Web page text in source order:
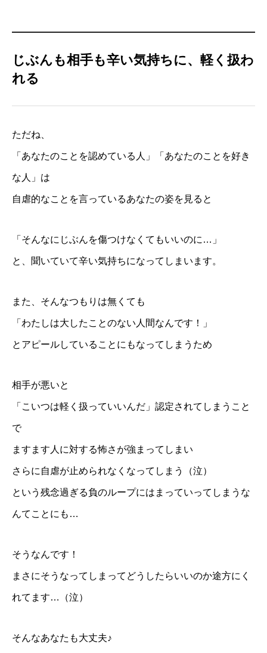
じぶんも相手も辛い気持ちに、軽く扱わ
れる
ただね、
「あなたのことを認めている人」「あなたのことを好き
な人」は
自虐的なことを言っているあなたの姿を見ると
「そんなにじぶんを傷つけなくてもいいのに…」
と、聞いていて辛い気持ちになってしまいます。
また、そんなつもりは無くても
「わたしは大したことのない人間なんです！」
とアピールしていることにもなってしまうため
相手が悪いと
「こいつは軽く扱っていいんだ」認定されてしまうこと
で
ますます人に対する怖さが強まってしまい
さらに自虐が止められなくなってしまう（泣）
という残念過ぎる負のループにはまっていってしまうな
んてことにも…
そうなんです！
まさにそうなってしまってどうしたらいいのか途方にく
れてます…（泣）
そんなあなたも大丈夫♪